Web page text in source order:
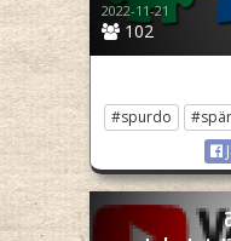
102
2022-11-21
#spurdo